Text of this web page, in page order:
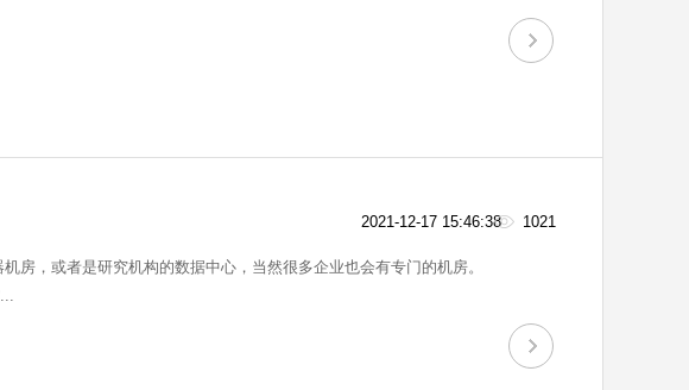
房，或者是研究机构的数据中心，当然很多企业也会有专门的机房。
2021-12-17 15:46:38 1021